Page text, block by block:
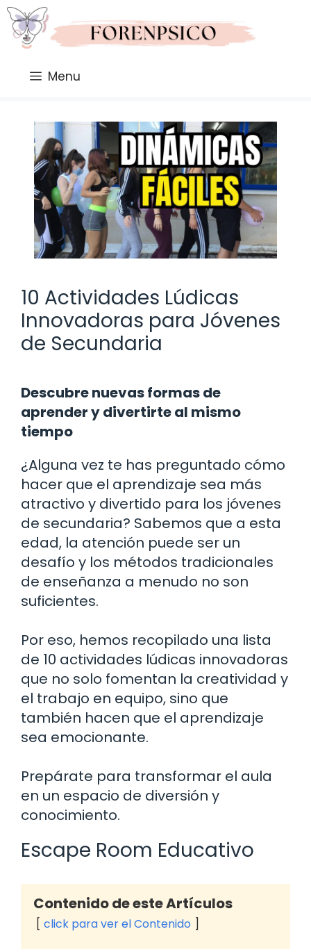
Saltar
al
contenido
Menu
10 Actividades Lúdicas
Innovadoras para Jóvenes
de Secundaria
Descubre nuevas formas de
aprender y divertirte al mismo
tiempo
¿Alguna vez te has preguntado cómo
hacer que el aprendizaje sea más
atractivo y divertido para los jóvenes
de secundaria? Sabemos que a esta
edad, la atención puede ser un
desafío y los métodos tradicionales
de enseñanza a menudo no son
suficientes.
Por eso, hemos recopilado una lista
de 10 actividades lúdicas innovadoras
que no solo fomentan la creatividad y
el trabajo en equipo, sino que
también hacen que el aprendizaje
sea emocionante.
Prepárate para transformar el aula
en un espacio de diversión y
conocimiento.
Escape Room Educativo
Contenido de este Artículos
click para ver el Contenido